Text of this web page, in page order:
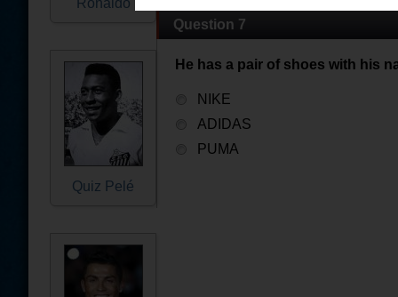
Ronaldo
Quiz Pelé
Question 7
He has a pair of shoes with his
NIKE
ADIDAS
PUMA